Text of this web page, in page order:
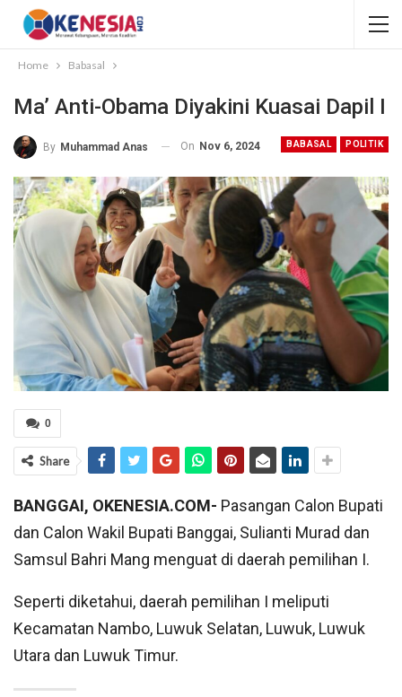
Home Babasal
Ma’ Anti-Obama Diyakini Kuasai Dapil I
BABASAL POLITIK
By Muhammad Anas On Nov 6, 2024
0
Share
BANGGAI, OKENESIA.COM- Pasangan Calon Bupati
dan Calon Wakil Bupati Banggai, Sulianti Murad dan
Samsul Bahri Mang menguat di daerah pemilihan I.
Seperti diketahui, daerah pemilihan I meliputi
Kecamatan Nambo, Luwuk Selatan, Luwuk, Luwuk
Utara dan Luwuk Timur.